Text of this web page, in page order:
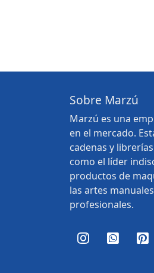
Sobre Marzú
Marzú es una
en el mercado.
cadenas y
como el líder
productos de
las artes
profesionales.